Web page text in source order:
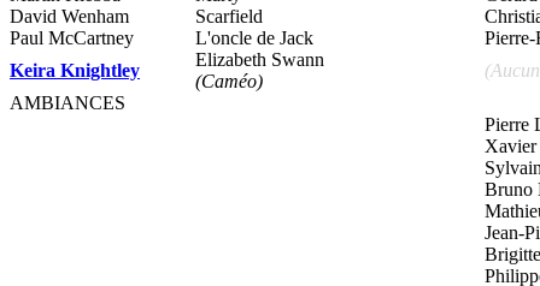
David Wenham
Scarfield
Paul McCartney
L'oncle de Jack
Pierre-
Keira Knightley
Elizabeth Swann
(Caméo)
AMBIANCES
Pierre
Xavier
Bruno
Jean-